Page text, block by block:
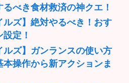
るべき食材救済の神クエ！
ルズ】絶対やるべき！おす
定！
ルズ】ガンランスの使い方
本操作から新アクションま